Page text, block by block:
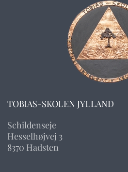
TOBIAS-SKOLEN JYLLAND
Schildenseje
Hesselhøjvej 3
8370 Hadsten